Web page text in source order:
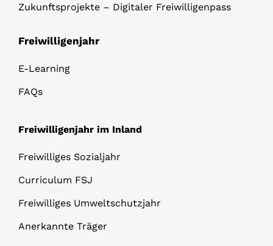
Zukunftsprojekte – Digitaler Freiwilligenpass
Freiwilligenjahr
E-Learning
FAQs
Freiwilligenjahr im Inland
Freiwilliges Sozialjahr
Curriculum FSJ
Freiwilliges Umweltschutzjahr
Anerkannte Träger